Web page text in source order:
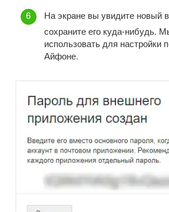
На экране вы увидите новый
сохраните его куда-нибудь.
использовать для настройки
Айфоне.